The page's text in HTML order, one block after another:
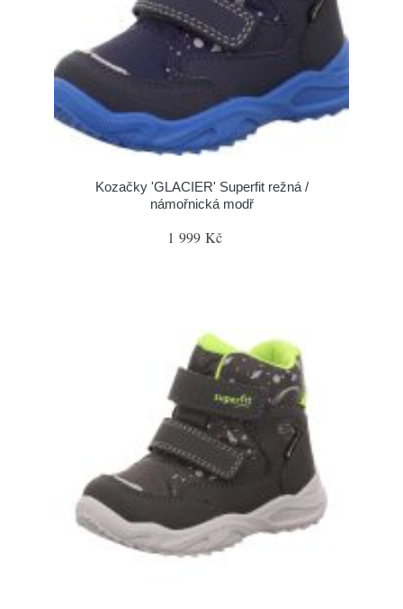
Kozačky 'GLACIER' Superfit režná /
námořnická modř
1 999 Kč